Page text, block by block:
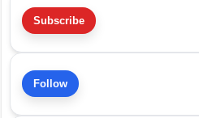
Subscribe
Follow